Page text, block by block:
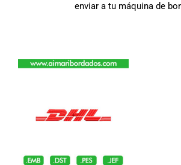
enviar a tu máquina de